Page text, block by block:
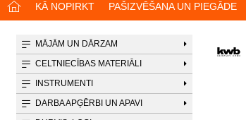
KĀ NOPIRKT PAŠIZVĒŠANA UN PIEGĀDE
MĀJĀM UN DĀRZAM
CELTNIECĪBAS MATERIĀLI
INSTRUMENTI
DARBA APĢĒRBI UN APAVI